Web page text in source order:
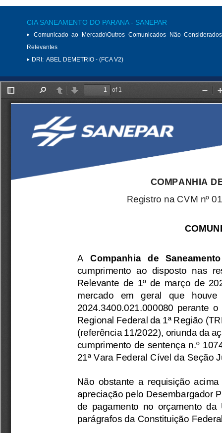
CIA SANEAMENTO DO PARANA - SANEPAR
Comunicado ao Mercado\Outros Comunicados Não
Relevantes
DRI: ABEL DEMETRIO - (FCA V2)